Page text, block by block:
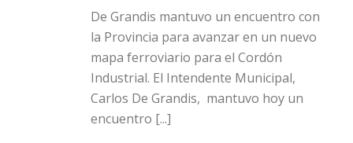
De Grandis mantuvo un encuentro con
la Provincia para avanzar en un nuevo
mapa ferroviario para el Cordón
Industrial. El Intendente Municipal,
Carlos De Grandis, mantuvo hoy un
encuentro [...]